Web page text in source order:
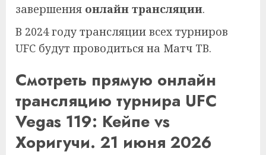
завершения онлайн трансляции.
В 2024 году трансляции всех турниров
UFC будут проводиться на Матч ТВ.
Смотреть прямую онлайн
трансляцию турнира UFC
Vegas 119: Кейпе vs
Хоригучи. 21 июня 2026